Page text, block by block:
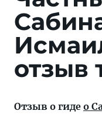
отзыв
Отзыв о гиде о